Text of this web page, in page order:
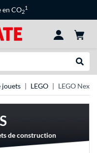
en CO2
1
jouets LEGO LEGO Nexo
de construction